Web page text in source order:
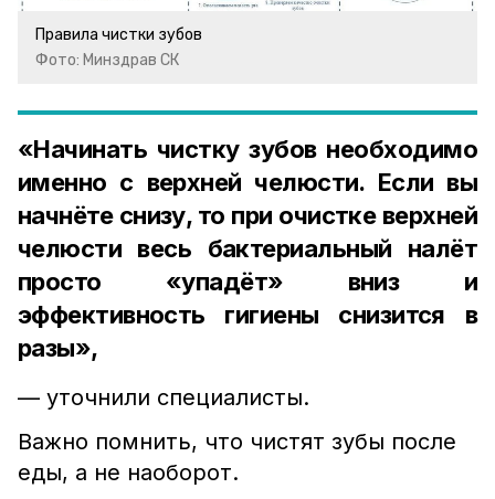
Правила чистки зубов
Фото: Минздрав СК
«Начинать чистку зубов необходимо
именно с верхней челюсти. Если вы
начнёте снизу, то при очистке верхней
челюсти весь бактериальный налёт
просто «упадёт» вниз и
эффективность гигиены снизится в
разы»,
— уточнили специалисты.
Важно помнить, что чистят зубы после
еды, а не наоборот.